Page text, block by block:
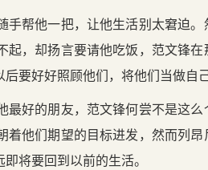
帮他一把，让他生活别太窘迫
，却扬言要请他吃饭，范文锋
要好好照顾他们，将他们当做自
好的朋友，范文锋何尝不是这
他们期望的目标进发，然而列
将要回到以前的生活。